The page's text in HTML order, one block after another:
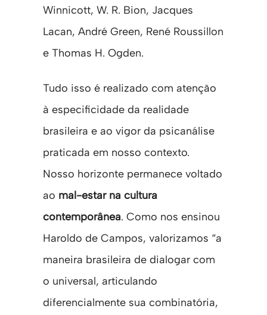
Winnicott, W. R. Bion, Jacques
Lacan, André Green, René Roussillon
e Thomas H. Ogden.
Tudo isso é realizado com atenção
à especificidade da realidade
brasileira e ao vigor da psicanálise
praticada em nosso contexto.
Nosso horizonte permanece voltado
ao mal-estar na cultura
contemporânea. Como nos ensinou
Haroldo de Campos, valorizamos “a
maneira brasileira de dialogar com
o universal, articulando
diferencialmente sua combinatória,